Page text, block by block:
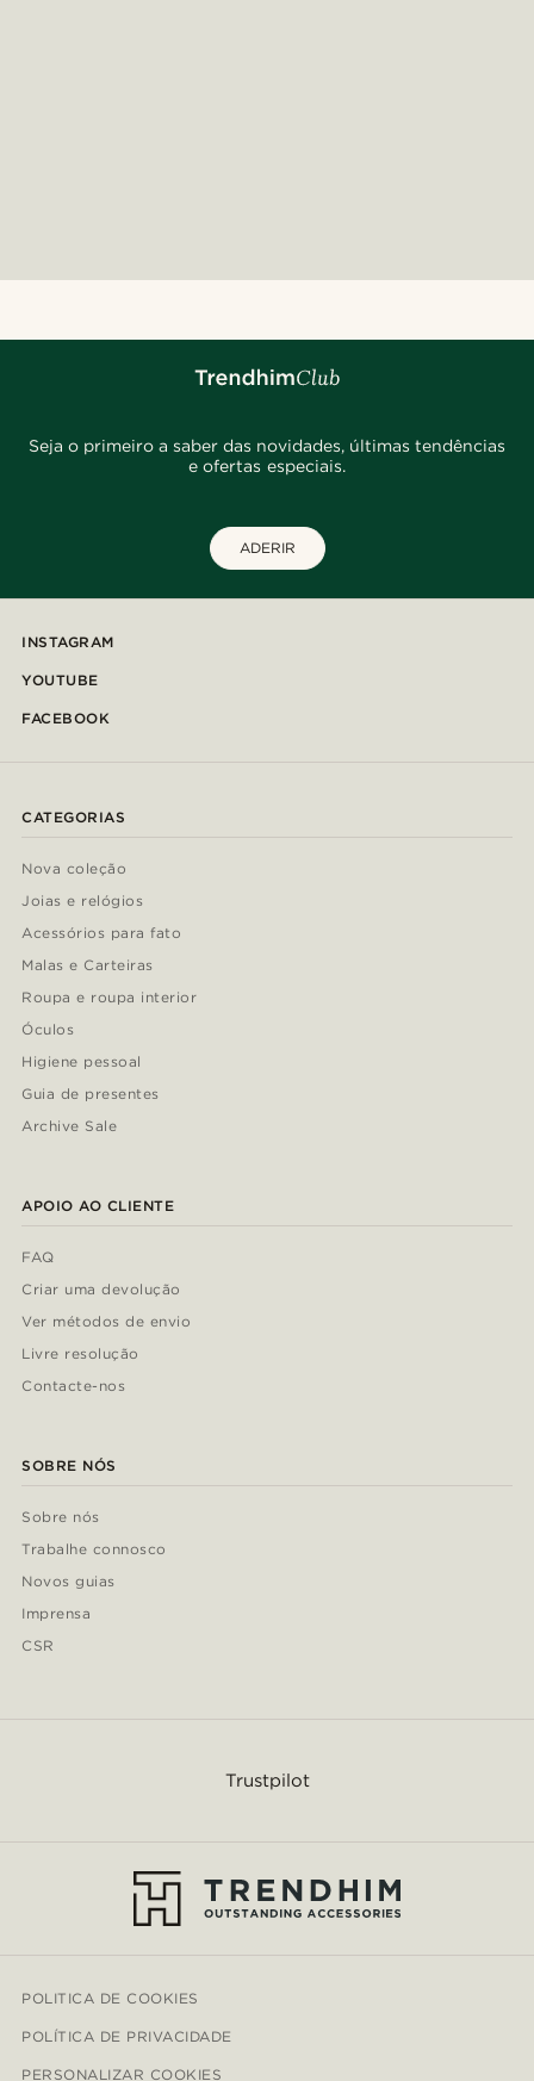
Seja o primeiro a saber das novidades, últimas tendências
e ofertas especiais.
ADERIR
INSTAGRAM
YOUTUBE
FACEBOOK
CATEGORIAS
Nova coleção
Joias e relógios
Acessórios para fato
Malas e Carteiras
Roupa e roupa interior
Óculos
Higiene pessoal
Guia de presentes
Archive Sale
APOIO AO CLIENTE
FAQ
Criar uma devolução
Ver métodos de envio
Livre resolução
Contacte-nos
SOBRE NÓS
Sobre nós
Trabalhe connosco
Novos guias
Imprensa
CSR
Trustpilot
POLITICA DE COOKIES
POLÍTICA DE PRIVACIDADE
PERSONALIZAR COOKIES